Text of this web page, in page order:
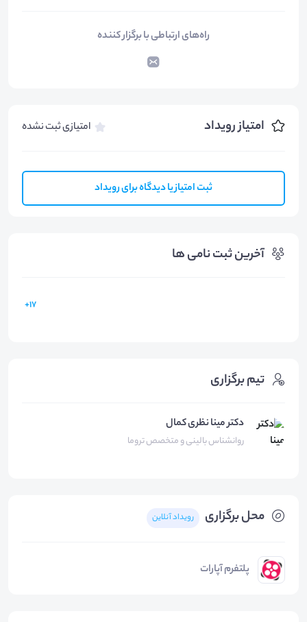
راه‌های ارتباطی با برگزار کننده
امتیاز رویداد امتیازی ثبت نشده
ثبت امتیاز یا دیدگاه برای رویداد
آخرین ثبت نامی ها
17+
محل برگزاری رویداد آنلاین
پلتفرم آپارات
تیم برگزاری
دکتر مینا نظری کمال
روانشناس بالینی و متخصص تروما